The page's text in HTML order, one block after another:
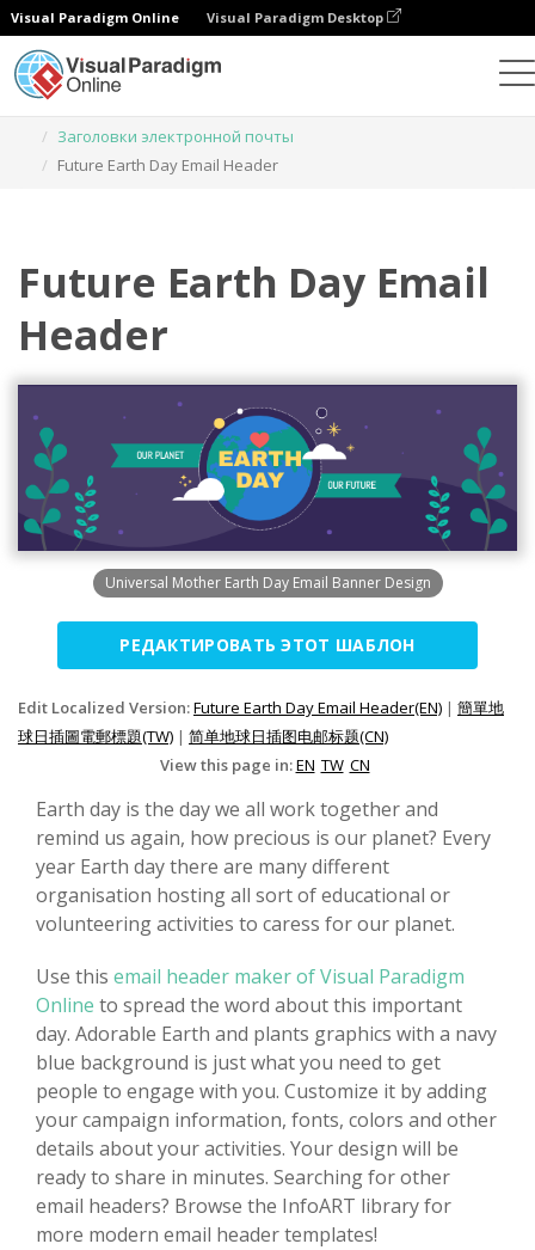
Visual Paradigm Online Visual Paradigm Desktop
Заголовки электронной почты
Future Earth Day Email Header
Future Earth Day Email
Header
Universal Mother Earth Day Email Banner Design
РЕДАКТИРОВАТЬ ЭТОТ ШАБЛОН
Edit Localized Version:Future Earth Day Email Header(EN) | 簡單地
球日插圖電郵標題(TW) | 简单地球日插图电邮标题(CN)
View this page in:EN TW CN
Earth day is the day we all work together and
remind us again, how precious is our planet? Every
year Earth day there are many different
organisation hosting all sort of educational or
volunteering activities to caress for our planet.
Use this email header maker of Visual Paradigm
Online to spread the word about this important
day. Adorable Earth and plants graphics with a navy
blue background is just what you need to get
people to engage with you. Customize it by adding
your campaign information, fonts, colors and other
details about your activities. Your design will be
ready to share in minutes. Searching for other
email headers? Browse the InfoART library for
more modern email header templates!